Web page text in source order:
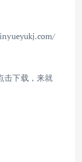
击下载，来就